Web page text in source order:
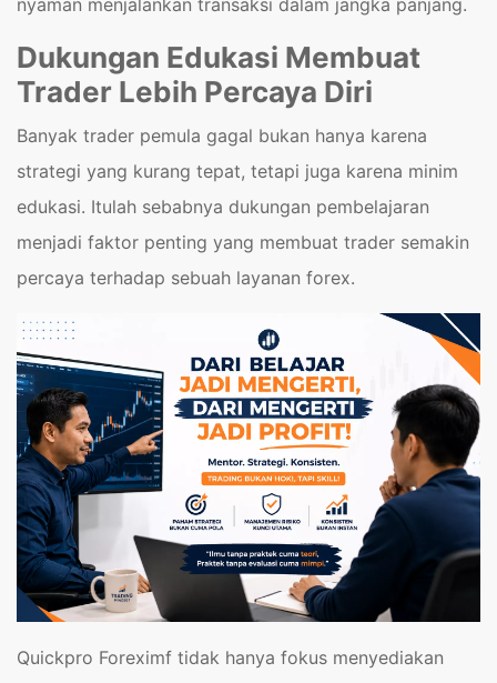
Dukungan Edukasi Membuat
Trader Lebih Percaya Diri
Banyak trader pemula gagal bukan hanya karena
strategi yang kurang tepat, tetapi juga karena minim
edukasi. Itulah sebabnya dukungan pembelajaran
menjadi faktor penting yang membuat trader semakin
percaya terhadap sebuah layanan forex.
Quickpro Foreximf tidak hanya fokus menyediakan